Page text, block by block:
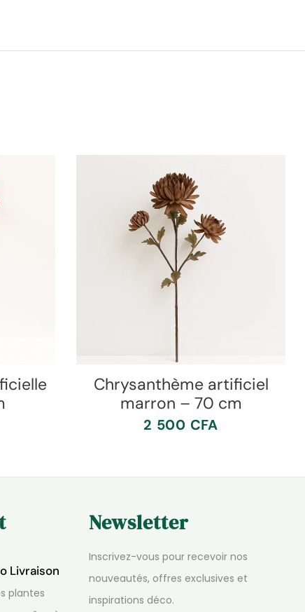
Chrysanthème artificiel
marron – 70 cm
2 500 CFA
Livraison
plantes
Newsletter
Inscrivez-vous pour recevoir nos
nouveautés, offres exclusives et
inspirations déco.